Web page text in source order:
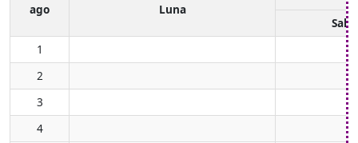
ago
Luna
1
2
3
4